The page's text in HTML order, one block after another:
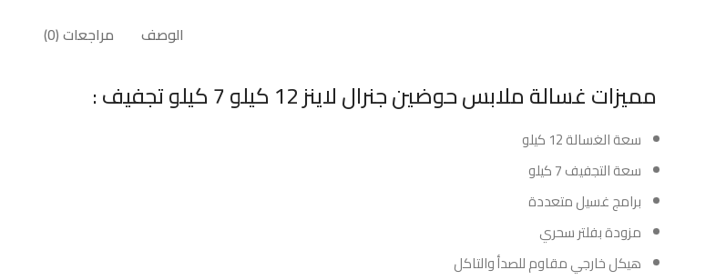
الوصف مراجعات (0)
مميزات غسالة ملابس حوضين جنرال لاينز 12 كيلو 7 كيلو تجفيف :
سعة الغسالة 12 كيلو
سعة التجفيف 7 كيلو
برامج غسيل متعددة
مزودة بفلتر سحري
هيكل خارجي مقاوم للصدأ والتاكل